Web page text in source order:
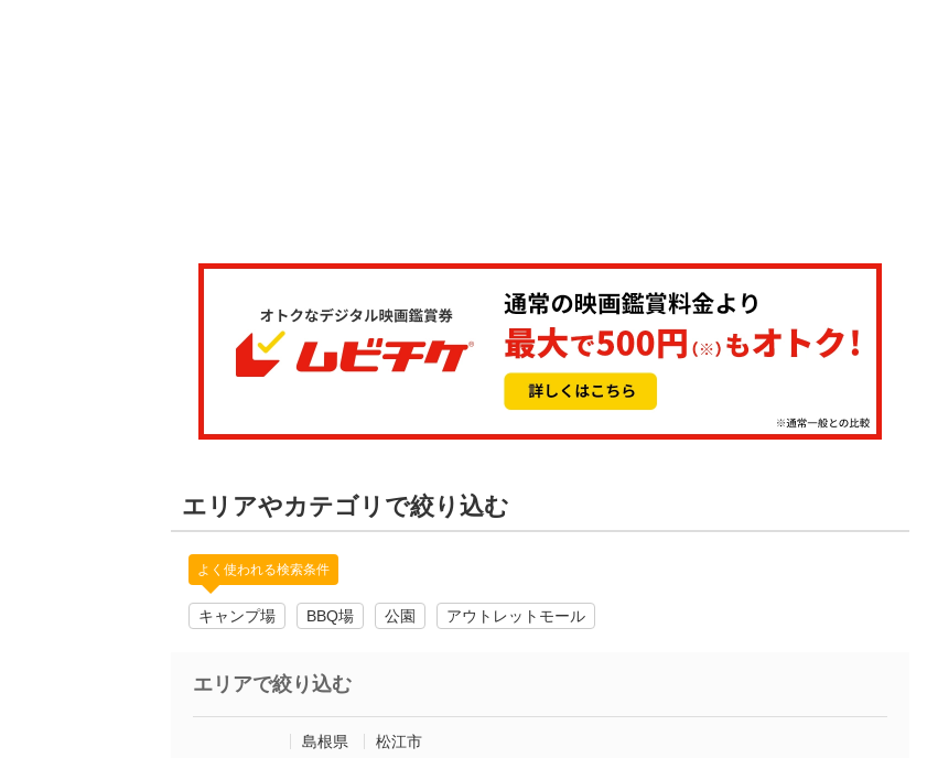
エリアやカテゴリで絞り込む
よく使われる検索条件
キャンプ場 BBQ場 公園 アウトレットモール
エリアで絞り込む
島根県
松江市